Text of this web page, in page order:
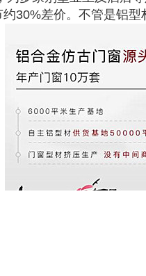
30%差价。不管是铝